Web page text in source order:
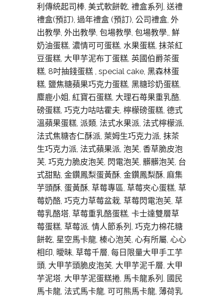
利傳統起司棒, 美式軟餅亁, 禮盒系列, 送禮
禮盒(預訂), 過年禮盒 (預訂), 公司禮盒, 外
出教學, 外出教學, 包場教學, 包場教學,, 鮮
奶油蛋糕, 濃情可可蛋糕, 水果蛋糕, 抹茶紅
豆蛋糕, 大甲芋泥布丁蛋糕, 英國伯爵茶蛋
糕, 8吋抽錢蛋糕 , special cake, 黑森林蛋
糕, 鹽焦糖蘋果巧克力蛋糕, 黑糖珍奶蛋糕,
麋鹿小姐, 紅寶石蛋糕, 大理石苺果重乳酪,
磅蛋糕, 巧克力咕咕霍夫, 檸檬磅蛋糕, 德式
溫蘋果蛋糕, 派類, 法式水果派, 法式檸檬派,
法式焦糖杏仁酥派, 萊姆生巧克力派, 抹茶
生巧克力派, 法式蘋果派, 泡芙, 香草脆皮泡
芙, 巧克力脆皮泡芙, 閃電泡芙, 髒髒泡芙, 台
式甜點, 金鑽鳳梨蛋黃酥, 金鑽鳳梨酥, 麻集
芋頭酥, 蛋黃酥, 草莓專區, 草莓夾心蛋糕, 草
莓奶酪, 巧克力草莓盆栽, 草莓閃電泡芙, 草
莓乳酪塔, 草莓重乳酪蛋糕, 卡士達雙層草
莓蛋糕, 草莓派, 情人節系列, 巧克力棉花糖
餅乾, 星空馬卡龍, 榛心泡芙, 心有所屬, 心心
相印, 曖昧, 草莓千層, 每日限量大甲手工芋
頭, 大甲芋頭脆皮泡芙, 大甲芋泥千層, 大甲
芋泥塔, 大甲芋泥蛋糕捲, 馬卡龍系列, 國民
馬卡龍, 法式馬卡龍, 可可熊馬卡龍, 薄荷乳